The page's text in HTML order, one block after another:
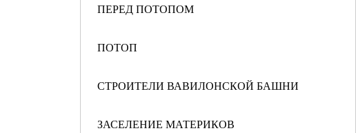
ПЕРЕД ПОТОПОМ
ПОТОП
СТРОИТЕЛИ ВАВИЛОНСКОЙ БАШНИ
ЗАСЕЛЕНИЕ МАТЕРИКОВ